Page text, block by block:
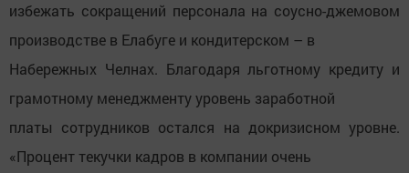
избежать сокращений персонала на соусно-джемовом
производстве в Елабуге и кондитерском – в
Набережных Челнах. Благодаря льготному кредиту и
грамотному менеджменту уровень заработной
платы сотрудников остался на докризисном уровне.
«Процент текучки кадров в компании очень